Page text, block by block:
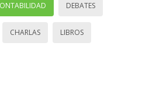
DEBATES
CHARLAS LIBROS